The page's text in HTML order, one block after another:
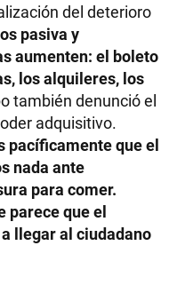
del deterioro
pasiva y
aumenten: el boleto
los alquileres, los
también denunció el
adquisitivo.
pacíficamente que el
nada ante
para comer.
parece que el
llegar al ciudadano